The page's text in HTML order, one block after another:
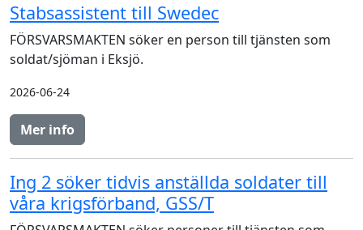
Stabsassistent till Swedec
FÖRSVARSMAKTEN söker en person till tjänsten som
soldat/sjöman i Eksjö.
2026-06-24
Mer info
Ing 2 söker tidvis anställda soldater till
våra krigsförband, GSS/T